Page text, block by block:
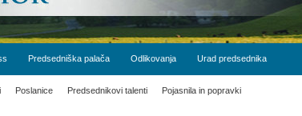
Predsedniška palača Odlikovanja Urad predsednika
Poslanice Predsednikovi talenti Pojasnila in popravki